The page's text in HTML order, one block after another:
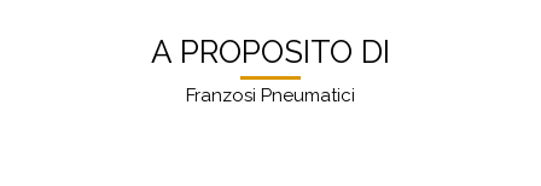
A PROPOSITO DI
Franzosi Pneumatici